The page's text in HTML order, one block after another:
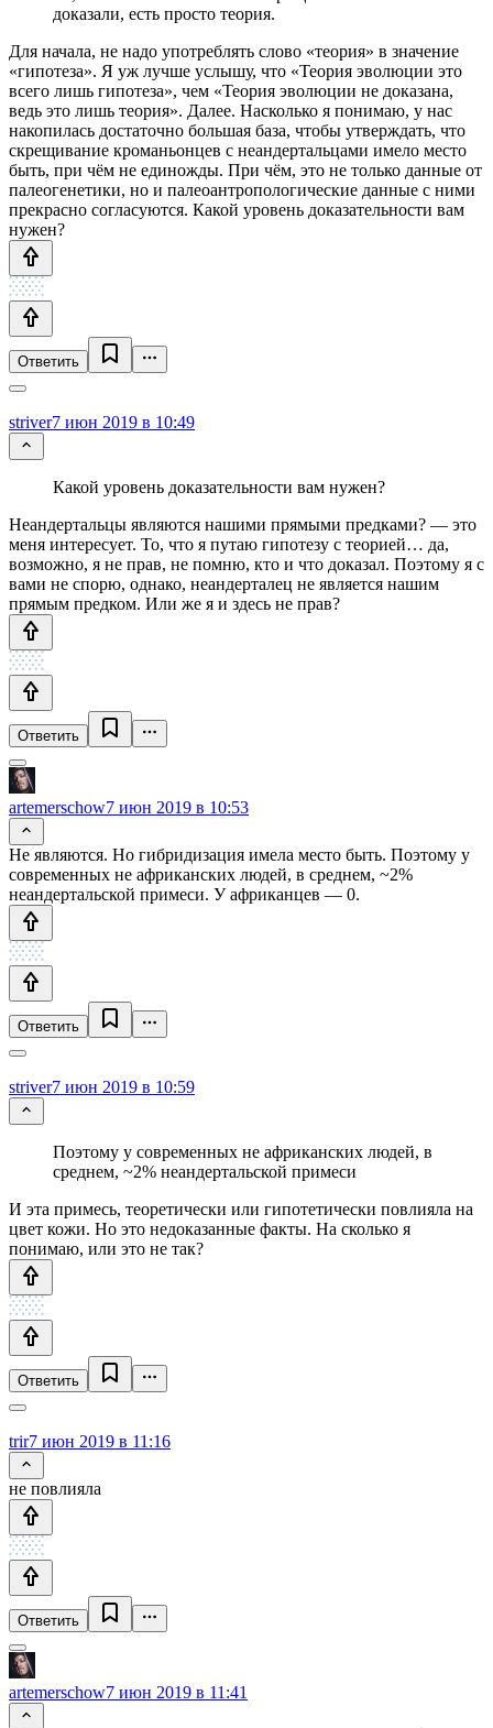
доказали, есть просто теория.
Для начала, не надо употреблять слово «теория» в значение
«гипотеза». Я уж лучше услышу, что «Теория эволюции это
всего лишь гипотеза», чем «Теория эволюции не доказана,
ведь это лишь теория». Далее. Насколько я понимаю, у нас
накопилась достаточно большая база, чтобы утверждать, что
скрещивание кроманьонцев с неандертальцами имело место
быть, при чём не единожды. При чём, это не только данные от
палеогенетики, но и палеоантропологические данные с ними
прекрасно согласуются. Какой уровень доказательности вам
нужен?
Ответить
striver7 июн 2019 в 10:49
Какой уровень доказательности вам нужен?
Неандертальцы являются нашими прямыми предками? — это
меня интересует. То, что я путаю гипотезу с теорией… да,
возможно, я не прав, не помню, кто и что доказал. Поэтому я с
вами не спорю, однако, неандерталец не является нашим
прямым предком. Или же я и здесь не прав?
Ответить
artemerschow7 июн 2019 в 10:53
Не являются. Но гибридизация имела место быть. Поэтому у
современных не африканских людей, в среднем, ~2%
неандертальской примеси. У африканцев — 0.
Ответить
striver7 июн 2019 в 10:59
Поэтому у современных не африканских людей, в
среднем, ~2% неандертальской примеси
И эта примесь, теоретически или гипотетически повлияла на
цвет кожи. Но это недоказанные факты. На сколько я
понимаю, или это не так?
Ответить
trir7 июн 2019 в 11:16
не повлияла
Ответить
artemerschow7 июн 2019 в 11:41